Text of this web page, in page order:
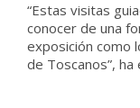
“Estas visitas
conocer de una
exposición como
de Toscanos”, ha